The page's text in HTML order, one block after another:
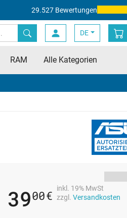
29.527 Bewertungen
DE
RAM Alle Kategorien
3900€
inkl. 19% MwSt
zzgl. Versandkosten